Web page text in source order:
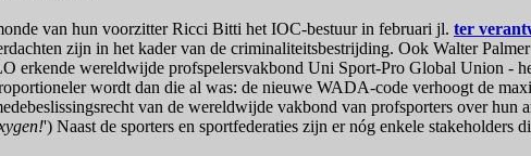
van hun voorzitter Ricci Bitti het IOC-bestuur in februari jl. ter
zijn in het kader van de criminaliteitsbestrijding. Ook Walter
erkende wereldwijde profspelersvakbond Uni Sport-Pro Global Union -
wordt dan die al was: de nieuwe WADA-code verhoogt de
van de wereldwijde vakbond van profsporters over hun
') Naast de sporters en sportfederaties zijn er nóg enkele stakeholders